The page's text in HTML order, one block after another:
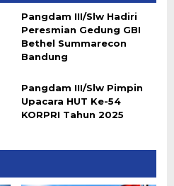
Pangdam III/Slw Hadiri
Peresmian Gedung GBI
Bethel Summarecon
Bandung
Pangdam III/Slw Pimpin
Upacara HUT Ke-54
KORPRI Tahun 2025